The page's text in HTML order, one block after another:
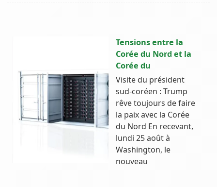
Tensions entre la
Corée du Nord et la
Corée du
Visite du président
sud-coréen : Trump
rêve toujours de faire
la paix avec la Corée
du Nord En recevant,
lundi 25 août à
Washington, le
nouveau